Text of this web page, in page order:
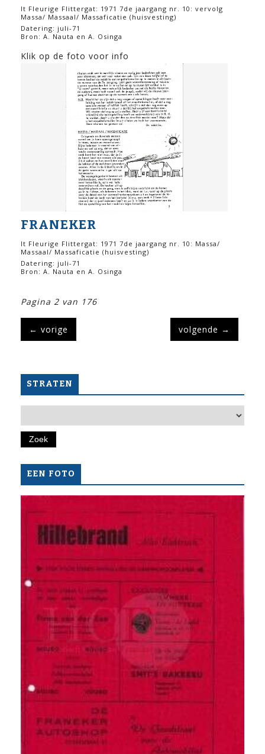
It Fleurige Flittergat: 1971 7de jaargang nr. 10: vervolg
Massa/ Massaal/ Massaficatie (huisvesting)
Datering: juli-71
Bron: A. Nauta en A. Osinga
Klik op de foto voor info
FRANEKER
It Fleurige Flittergat: 1971 7de jaargang nr. 10: Massa/
Massaal/ Massaficatie (huisvesting)
Datering: juli-71
Bron: A. Nauta en A. Osinga
Pagina 2 van 176
volgende →
← vorige
STRATEN
EEN FOTO